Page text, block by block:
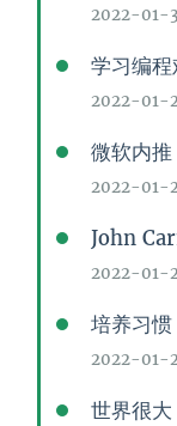
2022-01-
学习编
2022-01-
微软内推
2022-01-
John
2022-01-
培养习
2022-01-
世界很